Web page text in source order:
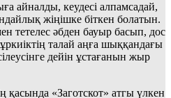
айналды, кеудесі алпамсадай,
жіңішке біткен болатын.
тетелес әбден бауыр басып, дос
талай аңға шыққандағы
дейін ұстағанын жыр
қасында «Заготскот» атгы үлкен